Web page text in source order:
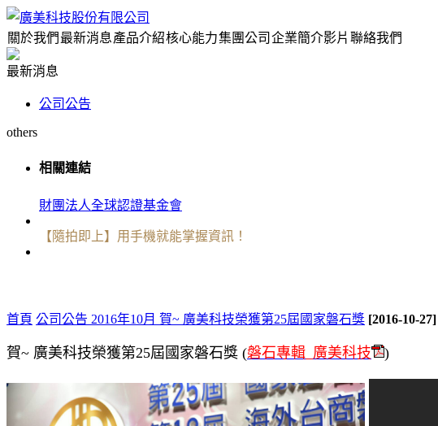
關於我們 最新消息產品介紹核心能力集團公司 企業簡介影片 聯絡我們
最新消息
公司公告
others
相關連結
財團法人全球認證基金會
【隨拍即上】用手機就能掌握資訊！
首頁 公司公告 2016年10月 賀~ 廣美科技榮獲第25屆國家磐石獎 [2016-10-27]
賀~ 廣美科技榮獲第25屆國家磐石獎 (磐石專輯_廣美科技 )